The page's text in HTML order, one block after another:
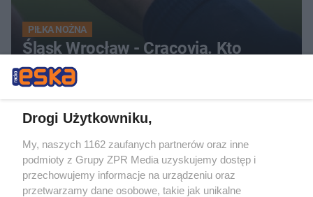
PIŁKA NOŻNA
Śląsk Wrocław - Cracovia. Kto
faworytem niedzielnego starcia?
ZOBACZ WIĘCEJ
Drogi Użytkowniku,
My, naszych 1162 zaufanych partnerów oraz inne
podmioty z Grupy ZPR Media uzyskujemy dostęp i
przechowujemy informacje na urządzeniu oraz
przetwarzamy dane osobowe, takie jak unikalne